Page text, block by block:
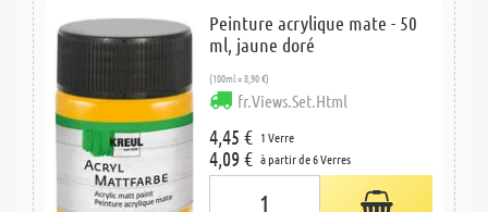
Peinture acrylique mate - 50
ml, jaune doré
(100ml = 8,90 €)
fr.Views.Set.Html
4,45 € 1 Verre
4,09 € à partir de 6 Verres